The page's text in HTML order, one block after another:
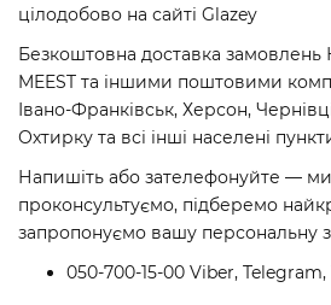
цілодобово на сайті Glazey
Безкоштовна доставка
MEEST та іншими поштовими
Івано-Франківськ, Херсон,
Охтирку та всі інші населені
Напишіть або зателефонуйте — ми
проконсультуємо, підберемо
запропонуємо вашу персональну
050-700-15-00 Viber,